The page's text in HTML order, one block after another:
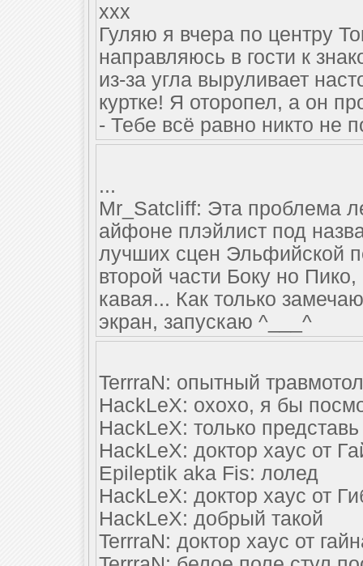
xxx
Гуляю я вчера по центру
направляюсь в гости к
из-за угла выруливает
куртке! Я оторопел, а он
- Тебе всё равно никто не
...
Mr_Satcliff: Эта проблема
айфоне плэйлист под
лучших сцен Эльфийской
второй части Боку но
кавая... Как только
экран, запускаю ^___^
TerrraN: опытный
HackLeX: охохо, я бы
HackLeX: только представь
HackLeX: доктор хаус от
Epileptik aka Fis: лолед
HackLeX: доктор хаус от
HackLeX: добрый такой
TerrraN: доктор хаус от